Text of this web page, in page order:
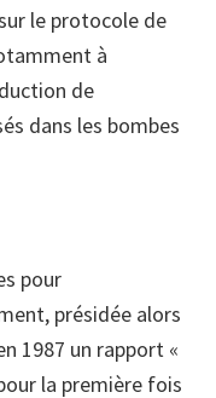
le protocole de
à
de
dans les bombes
pour
présidée alors
1987 un rapport «
la première fois